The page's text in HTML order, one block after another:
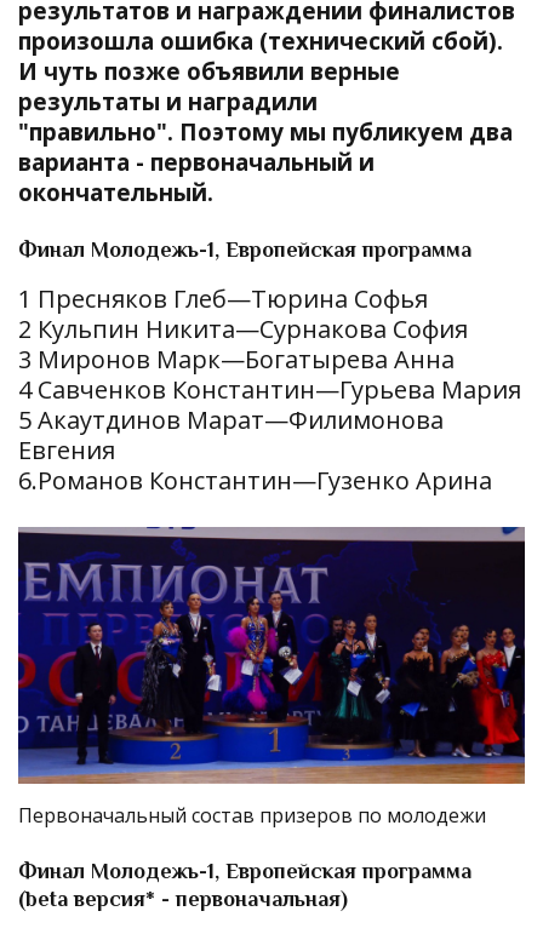
результатов и награждении финалистов
произошла ошибка (технический сбой).
И чуть позже объявили верные
результаты и наградили
"правильно". Поэтому мы публикуем два
варианта - первоначальный и
окончательный.
Финал Молодежь-1, Европейская программа
1 Пресняков Глеб—Тюрина Софья
2 Кульпин Никита—Сурнакова София
3 Миронов Марк—Богатырева Анна
4 Савченков Константин—Гурьева Мария
5 Акаутдинов Марат—Филимонова
Евгения
6.Романов Константин—Гузенко Арина
Первоначальный состав призеров по молодежи
Финал Молодежь-1, Европейская программа
(beta версия* - первоначальная)